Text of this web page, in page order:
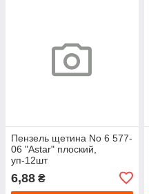
Пензель щетина No 6 577-
06 "Astar" плоский,
уп-12шт
6,88 ₴